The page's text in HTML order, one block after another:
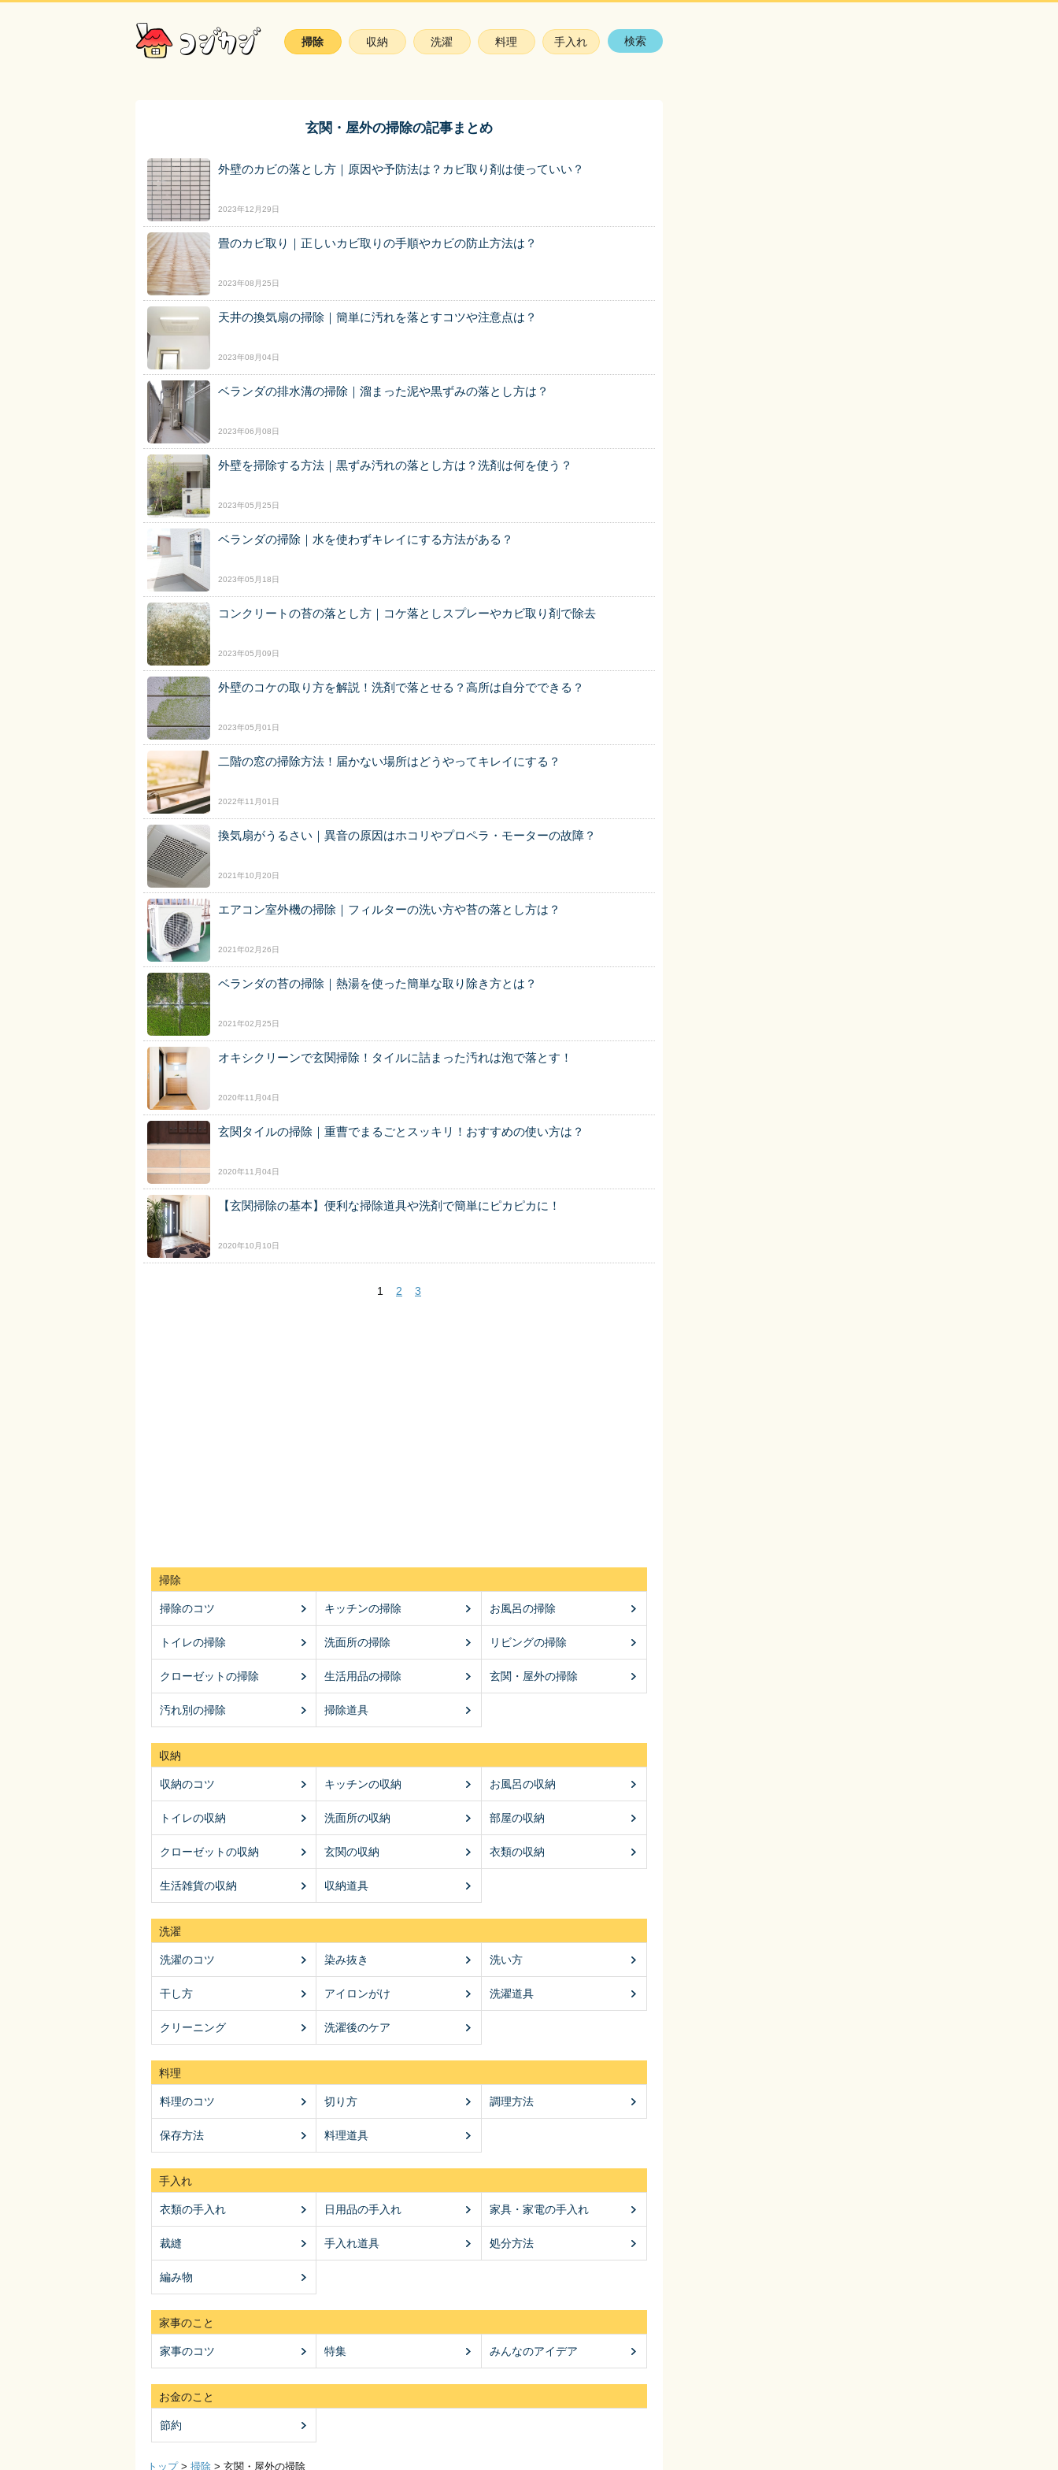
掃除 収納 洗濯 料理 手入れ 検索
玄関・屋外の掃除の記事まとめ
外壁のカビの落とし方｜原因や予防法は？カビ取り剤は使っていい？
2023年12月29日
畳のカビ取り｜正しいカビ取りの手順やカビの防止方法は？
2023年08月25日
天井の換気扇の掃除｜簡単に汚れを落とすコツや注意点は？
2023年08月04日
ベランダの排水溝の掃除｜溜まった泥や黒ずみの落とし方は？
2023年06月08日
外壁を掃除する方法｜黒ずみ汚れの落とし方は？洗剤は何を使う？
2023年05月25日
ベランダの掃除｜水を使わずキレイにする方法がある？
2023年05月18日
コンクリートの苔の落とし方｜コケ落としスプレーやカビ取り剤で除去
2023年05月09日
外壁のコケの取り方を解説！洗剤で落とせる？高所は自分でできる？
2023年05月01日
二階の窓の掃除方法！届かない場所はどうやってキレイにする？
2022年11月01日
換気扇がうるさい｜異音の原因はホコリやプロペラ・モーターの故障？
2021年10月20日
エアコン室外機の掃除｜フィルターの洗い方や苔の落とし方は？
2021年02月26日
ベランダの苔の掃除｜熱湯を使った簡単な取り除き方とは？
2021年02月25日
オキシクリーンで玄関掃除！タイルに詰まった汚れは泡で落とす！
2020年11月04日
玄関タイルの掃除｜重曹でまるごとスッキリ！おすすめの使い方は？
2020年11月04日
【玄関掃除の基本】便利な掃除道具や洗剤で簡単にピカピカに！
2020年10月10日
1 2 3
掃除
掃除のコツ キッチンの掃除 お風呂の掃除
トイレの掃除 洗面所の掃除 リビングの掃除
クローゼットの掃除 生活用品の掃除 玄関・屋外の掃除
汚れ別の掃除 掃除道具
収納
収納のコツ キッチンの収納 お風呂の収納
トイレの収納 洗面所の収納 部屋の収納
クローゼットの収納 玄関の収納 衣類の収納
生活雑貨の収納 収納道具
洗濯
洗濯のコツ 染み抜き 洗い方
干し方 アイロンがけ 洗濯道具
クリーニング 洗濯後のケア
料理
料理のコツ 切り方 調理方法
保存方法 料理道具
手入れ
衣類の手入れ 日用品の手入れ 家具・家電の手入れ
裁縫 手入れ道具 処分方法
編み物
家事のこと
家事のコツ 特集 みんなのアイデア
お金のこと
節約
トップ > 掃除 > 玄関・屋外の掃除